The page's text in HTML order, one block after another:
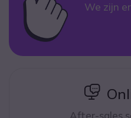
We zijn
icon